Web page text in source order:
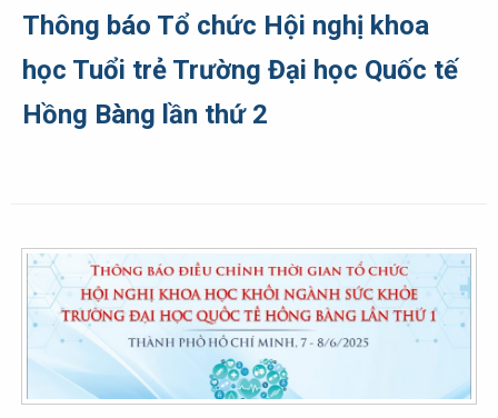
Thông báo Tổ chức Hội nghị khoa
học Tuổi trẻ Trường Đại học Quốc tế
Hồng Bàng lần thứ 2